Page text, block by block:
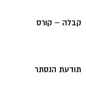
קבלה – קורס
תודעת הנסתר